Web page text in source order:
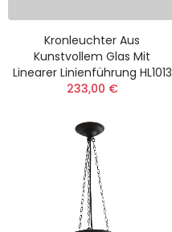
Kronleuchter Aus
Kunstvollem Glas Mit
Linearer Linienführung HL1013
233,00 €